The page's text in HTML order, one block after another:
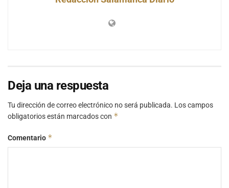
Deja una respuesta
Tu dirección de correo electrónico no será publicada. Los campos
obligatorios están marcados con *
Comentario *